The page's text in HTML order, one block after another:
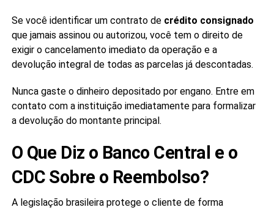
Se você identificar um contrato de crédito consignado
que jamais assinou ou autorizou, você tem o direito de
exigir o cancelamento imediato da operação e a
devolução integral de todas as parcelas já descontadas.
Nunca gaste o dinheiro depositado por engano. Entre em
contato com a instituição imediatamente para formalizar
a devolução do montante principal.
O Que Diz o Banco Central e o
CDC Sobre o Reembolso?
A legislação brasileira protege o cliente de forma